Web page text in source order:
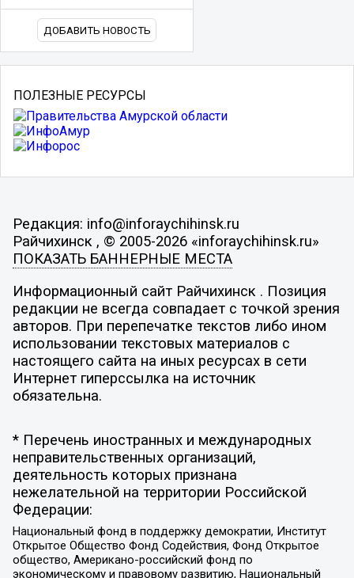
ДОБАВИТЬ НОВОСТЬ
ПОЛЕЗНЫЕ РЕСУРСЫ
Редакция: info@inforaychihinsk.ru
Райчихинск , © 2005-2026 «inforaychihinsk.ru»
ПОКАЗАТЬ БАННЕРНЫЕ МЕСТА
Информационный сайт Райчихинск . Позиция
редакции не всегда совпадает с точкой зрения
авторов. При перепечатке текстов либо ином
использовании текстовых материалов с
настоящего сайта на иных ресурсах в сети
Интернет гиперссылка на источник
обязательна.
* Перечень иностранных и международных
неправительственных организаций,
деятельность которых признана
нежелательной на территории Российской
Федерации:
Национальный фонд в поддержку демократии, Институт
Открытое Общество Фонд Содействия, Фонд Открытое
общество, Американо-российский фонд по
экономическому и правовому развитию, Национальный